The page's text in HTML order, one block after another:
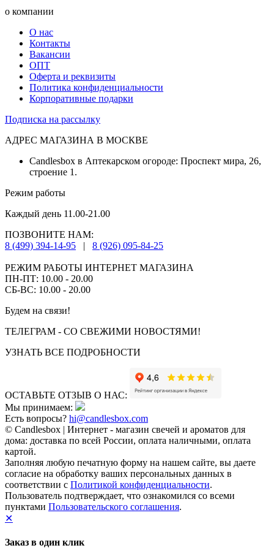
о компании
О нас
Контакты
Вакансии
ОПТ
Оферта и реквизиты
Политика конфиденциальности
Корпоративные подарки
Подписка на рассылку
АДРЕС МАГАЗИНА В МОСКВЕ
Candlesbox в Аптекарском огороде: Проспект мира, 26,
строение 1.
Режим работы
Каждый день 11.00-21.00
ПОЗВОНИТЕ НАМ:
8 (499) 394-14-95
| 8 (926) 095-84-25
РЕЖИМ РАБОТЫ ИНТЕРНЕТ МАГАЗИНА
ПН-ПТ: 10.00 - 20.00
СБ-ВС: 10.00 - 20.00
Будем на связи!
ТЕЛЕГРАМ - СО СВЕЖИМИ НОВОСТЯМИ!
УЗНАТЬ ВСЕ ПОДРОБНОСТИ
ОСТАВЬТЕ ОТЗЫВ О НАС:
Мы принимаем:
Есть вопросы? hi@candlesbox.com
© Candlesbox | Интернет - магазин свечей и ароматов для
дома: доставка по всей России, оплата наличными, оплата
картой.
Заполняя любую печатную форму на нашем сайте, вы даете
согласие на обработку ваших персональных данных в
соответствии с Политикой конфиденциальности.
Пользователь подтверждает, что ознакомился со всеми
пунктами Пользовательского соглашения.
✕
Заказ в один клик